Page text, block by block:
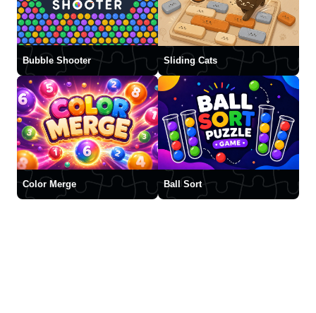
Bubble Shooter Sliding Cats
Color Merge Ball Sort